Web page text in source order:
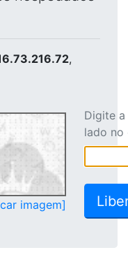
,
imagem]
Digite
lado no